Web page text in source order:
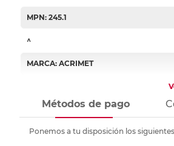
MPN: 245.1
^
MARCA: ACRIMET
Métodos de pago
Ponemos a tu disposición los